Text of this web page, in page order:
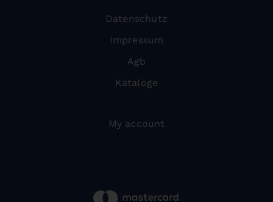
Datenschutz
Impressum
Agb
Kataloge
My account